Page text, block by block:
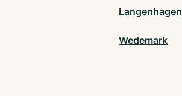
Langenhagen
Wedemark